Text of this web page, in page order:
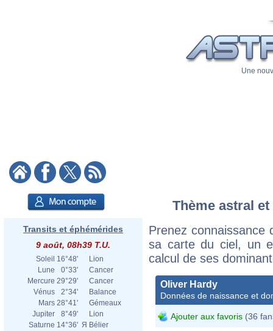
Une
Transits et éphémérides
9 août, 08h39 T.U.
Soleil 16°48'
Lion
Lune
0°33'
Cancer
Mercure 29°29'
Cancer
Vénus
2°34'
Balance
Mars 28°41'
Gémeaux
Jupiter
8°49'
Lion
Saturne 14°36' Я Bélier
Thème astral
Prenez connaissance
sa carte du ciel, un
calcul de ses
Oliver Hardy
Données de naissance et
Ajouter aux favoris (36